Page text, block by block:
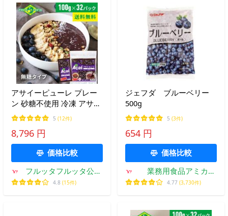
アサイーピューレ プレー
ン 砂糖不使用 冷凍 アサイ
ーボウル スムージー フル
ッタフルッタ 100g×32パ
ック（8袋セット）
5 (12件)
8,796 円
価格比較
フルッタフルッタ公式
Yahoo!Shop
4.8 (15件)
ジェフダ ブルーベリー
500g
5 (3件)
654 円
価格比較
業務用食品アミカ
Yahoo!店
4.77 (3,730件)